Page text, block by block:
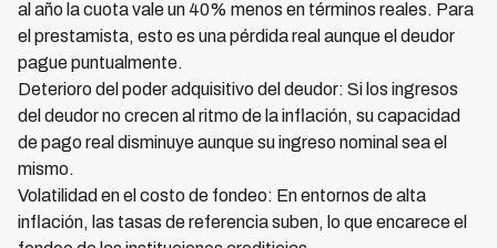
al año la cuota vale un 40% menos en términos reales. Para
el prestamista, esto es una pérdida real aunque el deudor
pague puntualmente.
Deterioro del poder adquisitivo del deudor: Si los ingresos
del deudor no crecen al ritmo de la inflación, su capacidad
de pago real disminuye aunque su ingreso nominal sea el
mismo.
Volatilidad en el costo de fondeo: En entornos de alta
inflación, las tasas de referencia suben, lo que encarece el